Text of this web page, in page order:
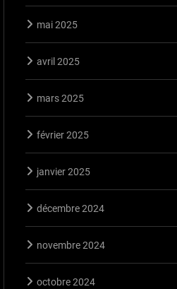
mai 2025
avril 2025
mars 2025
février 2025
janvier 2025
décembre 2024
novembre 2024
octobre 2024